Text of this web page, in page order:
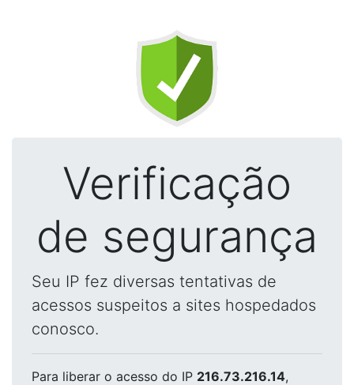
Verificação
de segurança
Seu IP fez diversas tentativas de
acessos suspeitos a sites hospedados
conosco.
Para liberar o acesso do IP 216.73.216.14,